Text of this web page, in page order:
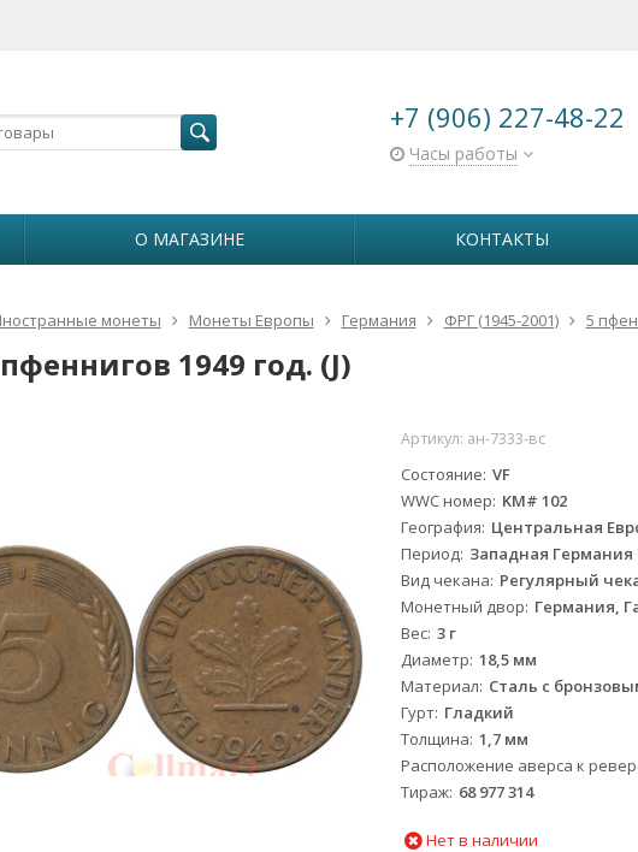
+7 (906) 227-48-22
Часы работы
О МАГАЗИНЕ КОНТАКТЫ
монеты Монеты Европы Германия ФРГ (1945-2001) 5
1949 год. (J)
Артикул: ан-7333-вс
Состояние VF
WWC номер KM# 102
География Центральная
Период Западная Германия
Вид чекана Регулярный
Монетный двор Германия,
Вес 3 г
Диаметр 18,5 мм
Материал Сталь с
Гурт Гладкий
Толщина 1,7 мм
Расположение аверса к
Тираж 68 977 314
Нет в наличии